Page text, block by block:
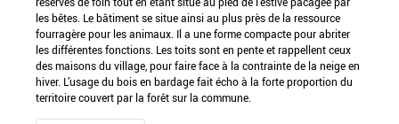
les bêtes. Le bâtiment se situe ainsi au plus près de la ressource
fourragère pour les animaux. Il a une forme compacte pour abriter
les différentes fonctions. Les toits sont en pente et rappellent ceux
des maisons du village, pour faire face à la contrainte de la neige en
hiver. L’usage du bois en bardage fait écho à la forte proportion du
territoire couvert par la forêt sur la commune.